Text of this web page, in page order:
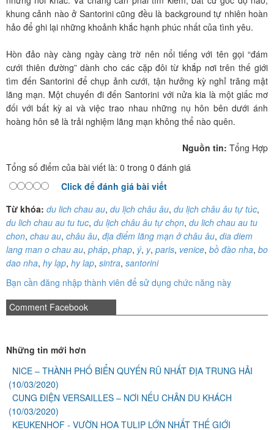
khung cảnh nào ở Santorini cũng đều là background tự nhiên hoàn
hảo để ghi lại những khoảnh khắc hạnh phúc nhất của tình yêu.
Hòn đảo này càng ngày càng trờ nên nổi tiếng với tên gọi “đám
cưới thiên đường” dành cho các cặp đôi từ khắp nơi trên thế giới
tìm đến Santorini để chụp ảnh cưới, tận hưởng kỳ nghỉ trăng mật
lãng mạn. Một chuyến đi đến Santorini với nửa kia là một giấc mơ
đối với bất kỳ ai và việc trao nhau những nụ hôn bên dưới ánh
hoàng hôn sẽ là trải nghiệm lãng mạn không thể nào quên.
Nguồn tin: Tổng Hợp
Tổng số điểm của bài viết là: 0 trong 0 đánh giá
Click để đánh giá bài viết
Từ khóa: du lich chau au, du lịch châu âu, du lịch châu âu tự túc,
du lich chau au tu tuc, du lịch châu âu tự chọn, du lich chau au tu
chon, chau au, châu âu, địa điểm lãng mạn ở châu âu, dia diem
lang man o chau au, pháp, phap, ý, y, paris, venice, bồ đào nha, bo
dao nha, hy lạp, hy lap, sintra, santorini
Bạn cần đăng nhập thành viên để sử dụng chức năng này
Comment Facebook
Những tin mới hơn
NICE – THÀNH PHỐ BIỂN QUYẾN RŨ NHẤT ĐỊA TRUNG HẢI
(10/03/2020)
CUNG ĐIỆN VERSAILLES – NƠI NẾU CHÂN DU KHÁCH
(10/03/2020)
KEUKENHOF - VƯỜN HOA TULIP LỚN NHẤT THẾ GIỚI